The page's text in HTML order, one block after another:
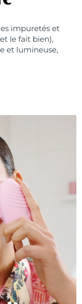
impuretés et
le fait bien),
et lumineuse,